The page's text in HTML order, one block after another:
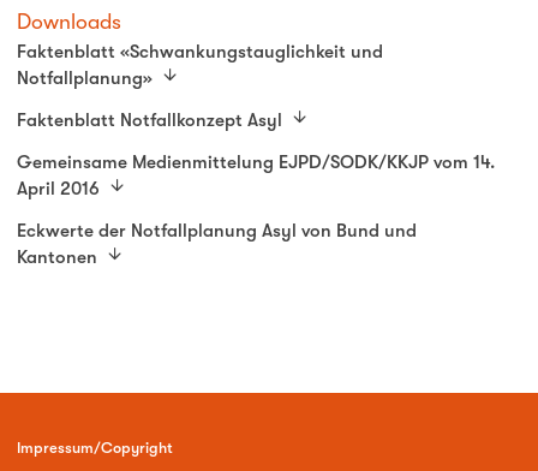
Downloads
Faktenblatt «Schwankungstauglichkeit und
Notfallplanung»
Faktenblatt Notfallkonzept Asyl
Gemeinsame Medienmittelung EJPD/SODK/KKJP vom 14.
April 2016
Eckwerte der Notfallplanung Asyl von Bund und
Kantonen
Impressum/Copyright